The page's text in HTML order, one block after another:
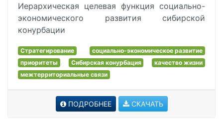
Иерархическая целевая функция социально-
экономического развития сибирской
конурбации
Стратегирование
социально-экономическое развитие
приоритеты
Сибирская конурбация
качество жизни
межтерриториальные связи
ПОДРОБНЕЕ СКАЧАТЬ